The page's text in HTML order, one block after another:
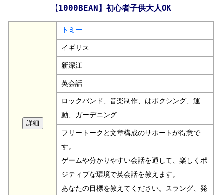
【1000BEAN】初心者子供大人OK
トミー
イギリス
新深江
英会話
ロックバンド、音楽制作、はボクシング、運
動、ガーデニング
フリートークと文章構成のサポートが得意で
す。
ゲームや分かりやすい会話を通して、楽しくポ
ジティブな環境で英会話を教えます。
あなたの目標を教えてください。スラング、発